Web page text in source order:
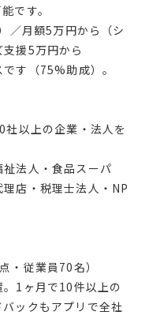
です。
月額5万円から（シ
援5万円から
す（75%助成）。
以上の企業・法人を
法人・食品スーパ
店・税理士法人・NP
・従業員70名）
1ヶ月で10件以上の
ックもアプリで全社